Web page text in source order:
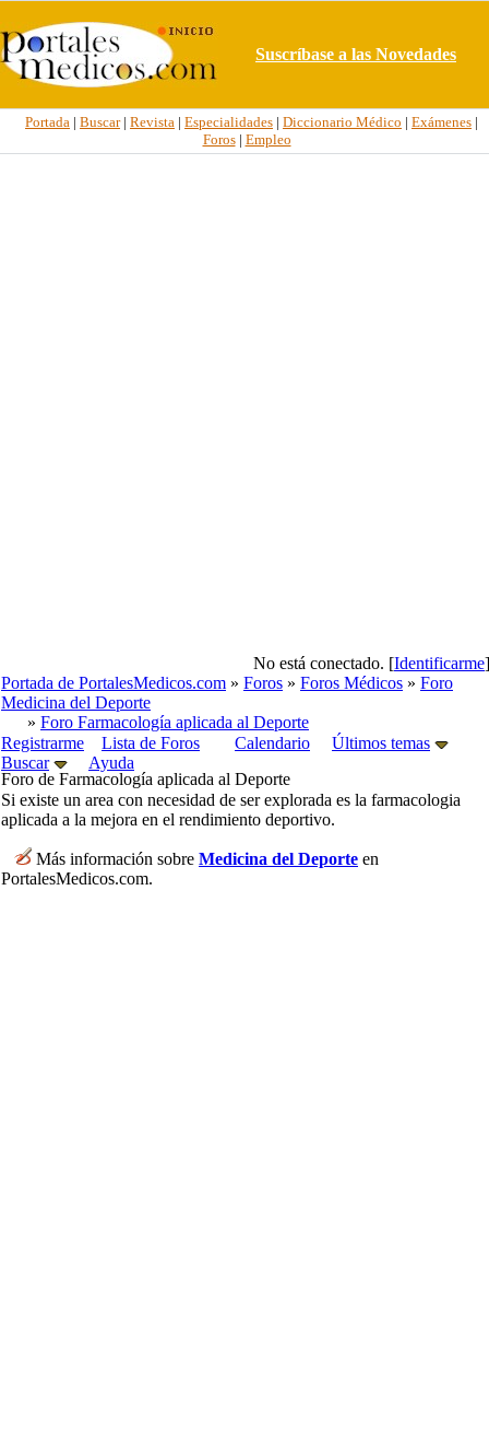
Suscríbase a las Novedades
Portada | Buscar| Revista | Especialidades | Diccionario Médico | Exámenes |
Foros| Empleo
No está conectado. [Identificarme]
Portada de PortalesMedicos.com » Foros » Foros Médicos » Foro
Medicina del Deporte
» Foro Farmacología aplicada al Deporte
Registrarme
Lista de Foros Calendario
Últimos temas
Buscar
Ayuda
Foro de Farmacología aplicada al Deporte
Si existe un area con necesidad de ser explorada es la farmacologia
aplicada a la mejora en el rendimiento deportivo.
Más información sobre Medicina del Deporte en
PortalesMedicos.com.